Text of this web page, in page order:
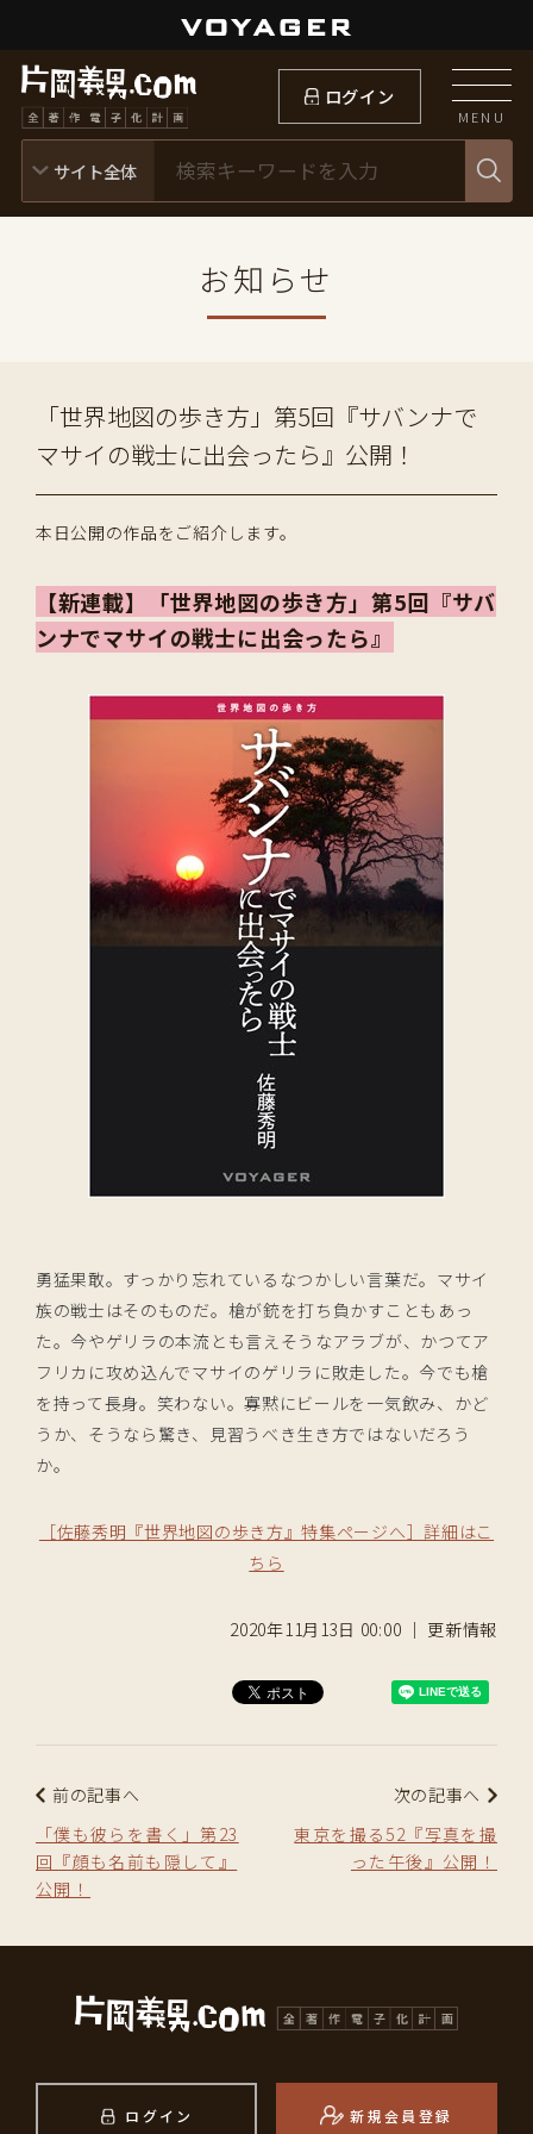
ログイン
MENU
お知らせ
「世界地図の歩き方」第5回『サバンナで
マサイの戦士に出会ったら』公開！
本日公開の作品をご紹介します。
【新連載】「世界地図の歩き方」第5回『サバ
ンナでマサイの戦士に出会ったら』
勇猛果敢。すっかり忘れているなつかしい言葉だ。マサイ
族の戦士はそのものだ。槍が銃を打ち負かすこともあっ
た。今やゲリラの本流とも言えそうなアラブが、かつてア
フリカに攻め込んでマサイのゲリラに敗走した。今でも槍
を持って長身。笑わない。寡黙にビールを一気飲み、かど
うか、そうなら驚き、見習うべき生き方ではないだろう
か。
［佐藤秀明『世界地図の歩き方』特集ページへ］詳細はこ
ちら
2020年11月13日 00:00 ｜ 更新情報
前の記事へ
「僕も彼らを書く」第23
回『顔も名前も隠して』
公開！
次の記事へ
東京を撮る52『写真を撮
った午後』公開！
ログイン 新規会員登録